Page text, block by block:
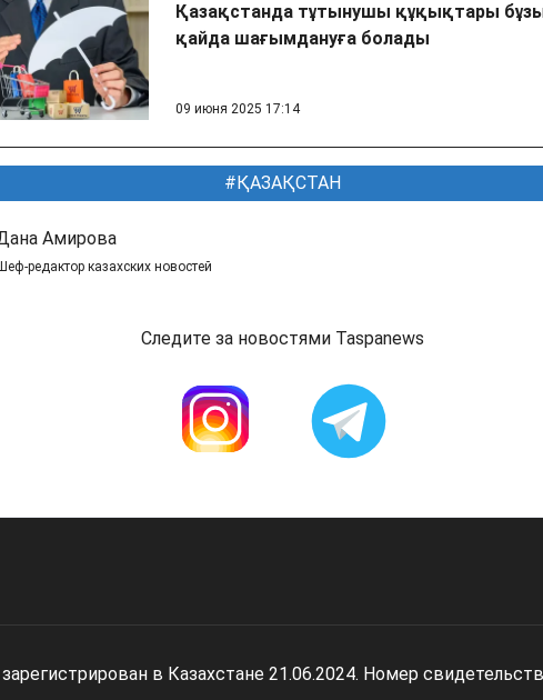
Қазақстанда тұтынушы құқықтары
қайда шағымдануға болады
09 июня 2025 17:14
ҚАЗАҚСТАН
Амирова
редактор казахских новостей
Следите за новостями Taspanews
в Казахстане 21.06.2024. Номер